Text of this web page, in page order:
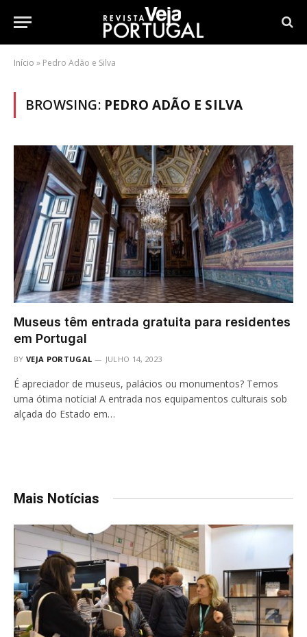
Início » Pedro Adão e Silva
BROWSING: PEDRO ADÃO E SILVA
Museus têm entrada gratuita para residentes
em Portugal
BY VEJA PORTUGAL JULHO 14, 2023
É apreciador de museus, palácios ou monumentos? Temos
uma ótima notícia! A entrada nos equipamentos culturais sob
alçada do Estado em…
Mais Notícias